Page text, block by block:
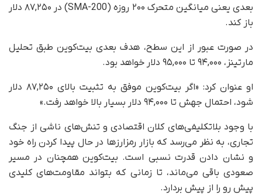
بعدی یعنی میانگین متحرک ۲۰۰ روزه (SMA-200) در ۸۷,۲۵۰ دلار
باز کند.
در صورت عبور از این سطح، هدف بعدی بیت‌کوین طبق تحلیل
مارتینز، ۹۴,۰۰۰ تا ۹۵,۰۰۰ دلار خواهد بود.
او عنوان کرد: «اگر بیت‌کوین موفق به تثبیت بالای ۸۷,۲۵۰ دلار
شود، احتمال جهش تا ۹۴,۰۰۰ دلار بسیار بالا خواهد رفت.»
با وجود بلاتکلیفی‌های کلان اقتصادی و تنش‌های ناشی از جنگ
تجاری، به نظر می‌رسد که بازار رمزارزها در حال پیدا کردن راه خود
و نشان دادن قدرت نسبی است. بیت‌کوین همچنان در مسیر
صعودی باقی می‌ماند، تا زمانی که بتواند مقاومت‌های کلیدی
پیش رو را از پیش بردارد.